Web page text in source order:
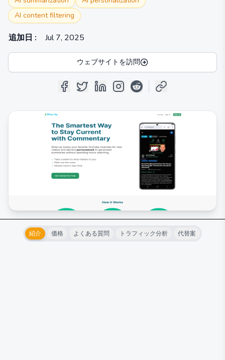
AI content filtering
追加日 : Jul 7, 2025
ウェブサイトを訪問
紹介 価格 よくある質問 トラフィック分析 代替案